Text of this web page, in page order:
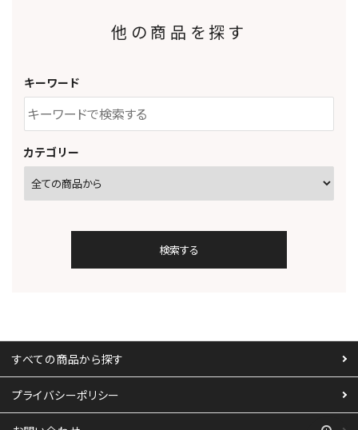
他の商品を探す
キーワード
カテゴリー
検索する
キーワード
すべての商品から探す
プライバシーポリシー